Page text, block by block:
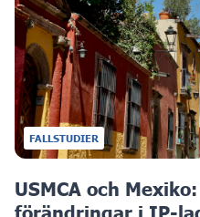
FALLSTUDIER
USMCA och